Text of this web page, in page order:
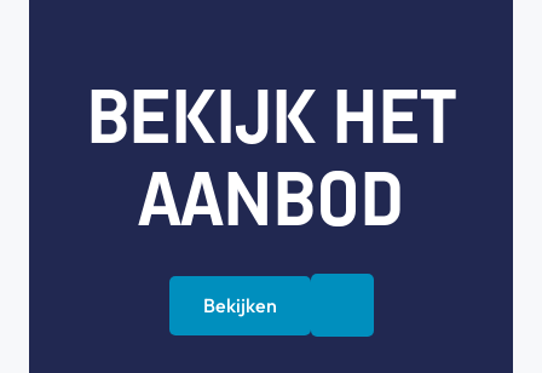
BEKIJK HET
AANBOD
Bekijken